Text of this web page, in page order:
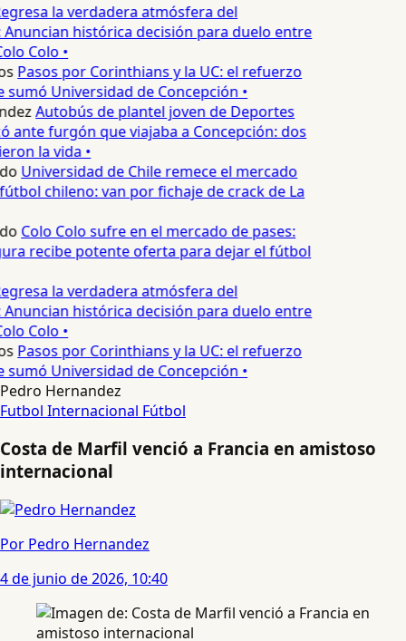
la verdadera atmósfera del
histórica decisión para duelo entre
Colo •
Pasos por Corinthians y la UC: el refuerzo
Universidad de Concepción •
Autobús de plantel joven de Deportes
ante furgón que viajaba a Concepción: dos
la vida •
Universidad de Chile remece el mercado
chileno: van por fichaje de crack de La
Colo Colo sufre en el mercado de pases:
recibe potente oferta para dejar el fútbol
la verdadera atmósfera del
histórica decisión para duelo entre
Colo •
Pasos por Corinthians y la UC: el refuerzo
Universidad de Concepción •
Pedro Hernandez
Futbol Internacional Fútbol
Costa de Marfil venció a Francia en amistoso
internacional
Por Pedro Hernandez
4 de junio de 2026, 10:40